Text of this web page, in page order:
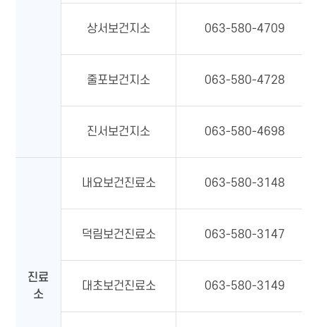
상서보건지소 063-580-4709
줄포보건지소 063-580-4728
진서보건지소 063-580-4698
진료
소
내요보건진료소 063-580-3148
덕림보건진료소 063-580-3147
대초보건진료소 063-580-3149